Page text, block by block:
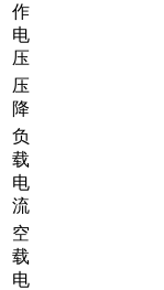
作
电
压
压
降
负
载
电
流
空
载
电